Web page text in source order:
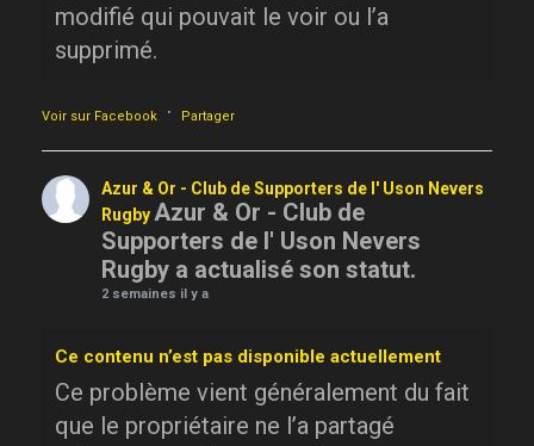
modifié qui pouvait le voir ou l’a
supprimé.
Voir sur Facebook · Partager
Azur & Or - Club de Supporters de l' Uson Nevers
RugbyAzur & Or - Club de
Supporters de l' Uson Nevers
Rugby a actualisé son statut.
2 semaines il y a
Ce contenu n’est pas disponible actuellement
Ce problème vient généralement du fait
que le propriétaire ne l’a partagé